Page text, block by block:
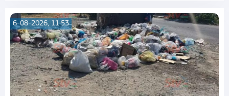
6-08-2026, 11:53